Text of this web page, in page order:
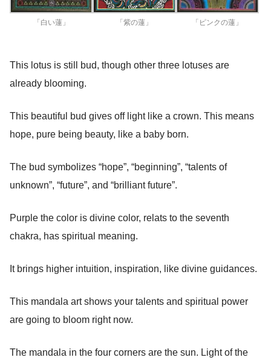
「白い蓮」 「紫の蓮」 「ピンクの蓮」
This lotus is still bud, though other three lotuses are
already blooming.
This beautiful bud gives off light like a crown. This means
hope, pure being beauty, like a baby born.
The bud symbolizes “hope”, “beginning”, “talents of
unknown”, “future”, and “brilliant future”.
Purple the color is divine color, relats to the seventh
chakra, has spiritual meaning.
It brings higher intuition, inspiration, like divine guidances.
This mandala art shows your talents and spiritual power
are going to bloom right now.
The mandala in the four corners are the sun. Light of the